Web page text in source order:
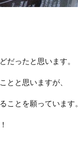
だったと思います。
とと思いますが、
ことを願っています。